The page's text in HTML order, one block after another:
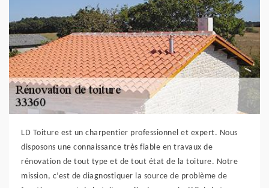
LD Toiture est un charpentier professionnel et expert. Nous
disposons une connaissance très fiable en travaux de
rénovation de tout type et de tout état de la toiture. Notre
mission, c’est de diagnostiquer la source de problème de